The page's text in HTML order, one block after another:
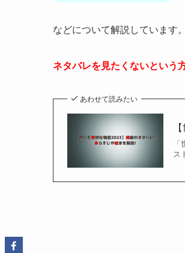
などについて解説しています。
ネタバレを見たくないという
あわせて読みたい
ス